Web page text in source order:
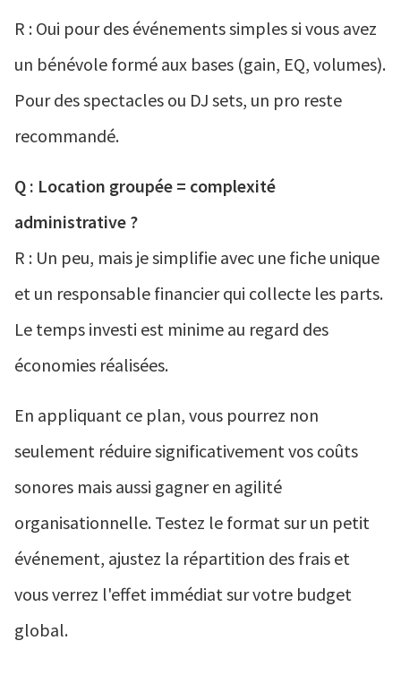
R : Oui pour des événements simples si vous avez
un bénévole formé aux bases (gain, EQ, volumes).
Pour des spectacles ou DJ sets, un pro reste
recommandé.
Q : Location groupée = complexité
administrative ?
R : Un peu, mais je simplifie avec une fiche unique
et un responsable financier qui collecte les parts.
Le temps investi est minime au regard des
économies réalisées.
En appliquant ce plan, vous pourrez non
seulement réduire significativement vos coûts
sonores mais aussi gagner en agilité
organisationnelle. Testez le format sur un petit
événement, ajustez la répartition des frais et
vous verrez l'effet immédiat sur votre budget
global.